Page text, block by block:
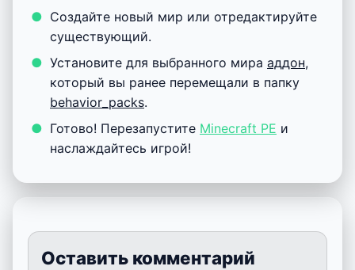
Создайте новый мир или отредактируйте
существующий.
Установите для выбранного мира аддон,
который вы ранее перемещали в папку
behavior_packs.
Готово! Перезапустите Minecraft PE и
наслаждайтесь игрой!
Оставить комментарий